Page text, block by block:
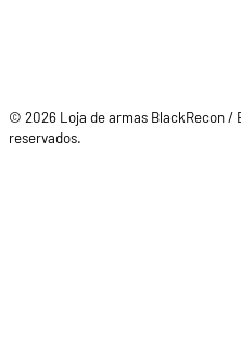
© 2026 Loja de armas BlackRecon /
reservados.